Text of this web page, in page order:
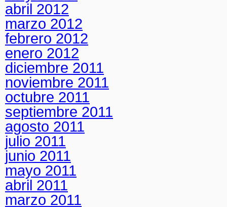
abril 2012
marzo 2012
febrero 2012
enero 2012
diciembre 2011
noviembre 2011
octubre 2011
septiembre 2011
agosto 2011
julio 2011
junio 2011
mayo 2011
abril 2011
marzo 2011